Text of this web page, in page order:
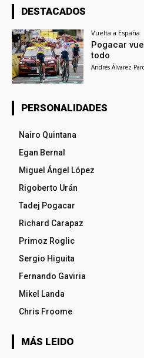
DESTACADOS
Vuelta a España
Pogacar
todo
Andrés Álvarez
PERSONALIDADES
Nairo Quintana
Egan Bernal
Miguel Ángel López
Rigoberto Urán
Tadej Pogacar
Richard Carapaz
Primoz Roglic
Sergio Higuita
Fernando Gaviria
Mikel Landa
Chris Froome
MÁS LEIDO